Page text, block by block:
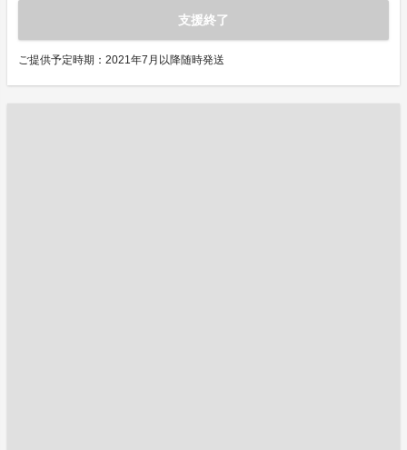
支援終了
ご提供予定時期：2021年7月以降随時発送